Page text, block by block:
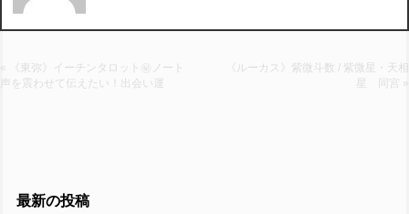
« 《東弥》イーチンタロット㊙︎ノート
声を震わせて伝えたい！出会い運
《ルーカス》紫微斗数 / 紫微星・天相
星 同宮 »
最新の投稿